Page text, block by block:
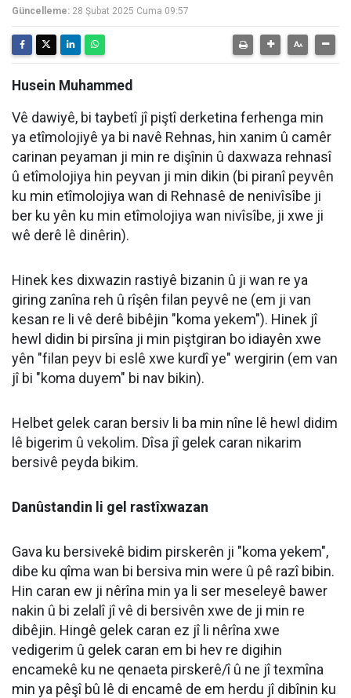
Güncelleme: 28 Şubat 2025 Cuma 09:57
Husein Muhammed
Vê dawiyê, bi taybetî jî piştî derketina ferhenga min
ya etîmolojiyê ya bi navê Rehnas, hin xanim û camêr
carinan peyaman ji min re dişînin û daxwaza rehnasî
û etîmolojiya hin peyvan ji min dikin (bi piranî peyvên
ku min etîmolojiya wan di Rehnasê de nenivîsîbe ji
ber ku yên ku min etîmolojiya wan nivîsîbe, ji xwe ji
wê derê lê dinêrin).
Hinek kes dixwazin rastiyê bizanin û ji wan re ya
giring zanîna reh û rîşên filan peyvê ne (em ji van
kesan re li vê derê bibêjin "koma yekem"). Hinek jî
hewl didin bi pirsîna ji min piştgiran bo idiayên xwe
yên "filan peyv bi eslê xwe kurdî ye" wergirin (em van
jî bi "koma duyem" bi nav bikin).
Helbet gelek caran bersiv li ba min nîne lê hewl didim
lê bigerim û vekolim. Dîsa jî gelek caran nikarim
bersivê peyda bikim.
Danûstandin li gel rastîxwazan
Gava ku bersivekê bidim pirskerên ji "koma yekem",
dibe ku qîma wan bi bersiva min were û pê razî bibin.
Hin caran ew ji nêrîna min ya li ser meseleyê bawer
nakin û bi zelalî jî vê di bersivên xwe de ji min re
dibêjin. Hingê gelek caran ez jî li nêrîna xwe
vedigerim û gelek caran em bi hev re digihin
encamekê ku ne qenaeta pirskerê/î û ne jî texmîna
min ya pêşî bû lê di encamê de em herdu jî dibînin ku